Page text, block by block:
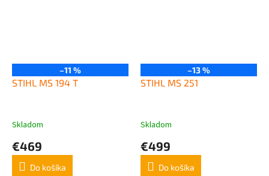
–11 %
STIHL MS 194 T
Skladom
€469
Do košíka
–13 %
STIHL MS 251
Skladom
€499
Do košíka